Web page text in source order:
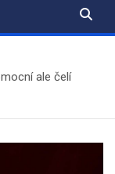
ale čelí